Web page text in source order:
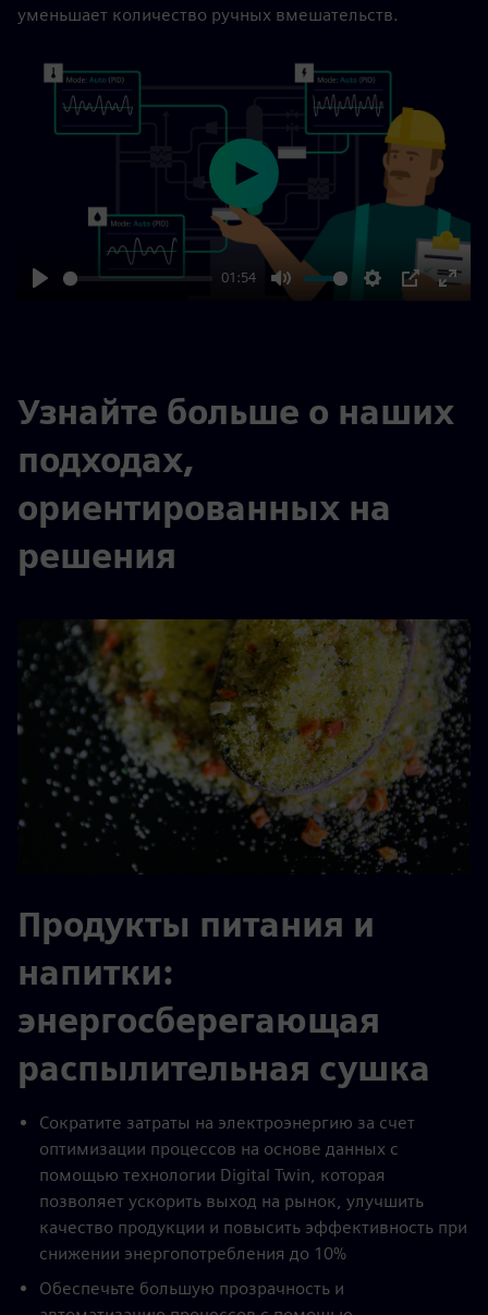
уменьшает количество ручных вмешательств.
01:54
Play
Узнайте больше о наших
подходах,
ориентированных на
решения
Продукты питания и
напитки:
энергосберегающая
распылительная сушка
Сократите затраты на электроэнергию за счет
оптимизации процессов на основе данных с
помощью технологии Digital Twin, которая
позволяет ускорить выход на рынок, улучшить
качество продукции и повысить эффективность при
снижении энергопотребления до 10%
Обеспечьте большую прозрачность и